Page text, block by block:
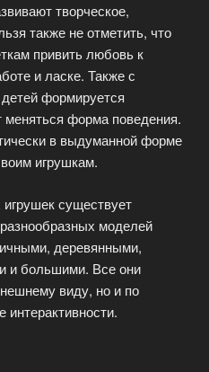
творческое,
также не отметить, что
привить любовь к
и ласке. Также с
формируется
форма поведения.
в выдуманной форме
игрушкам.
существует
моделей
деревянными,
и большими. Все они
виду, но и по
интерактивности.